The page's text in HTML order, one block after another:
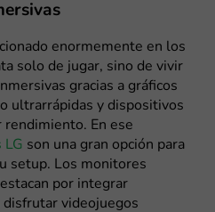
enormemente en los
solo de jugar, sino de vivir
gracias a gráficos
ultrarrápidas y dispositivos
rendimiento. En ese
LG son una gran opción para
setup. Los monitores
por integrar
videojuegos